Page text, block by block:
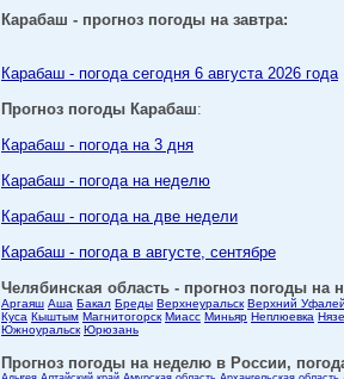
Карабаш - прогноз погоды на завтра:
Карабаш - погода сегодня 6 августа 2026 года
Прогноз погоды Карабаш:
Карабаш - погода на 3 дня
Карабаш - погода на неделю
Карабаш - погода на две недели
Карабаш - погода в августе, сентябре
Челябинская область - прогноз погоды на
Аргаяш Аша Бакал Бреды Верхнеуральск Верхний Уфалей
Куса Кыштым Магнитогорск Миасс Миньяр Неплюевка
Южноуральск Юрюзань
Прогноз погоды на неделю в России,